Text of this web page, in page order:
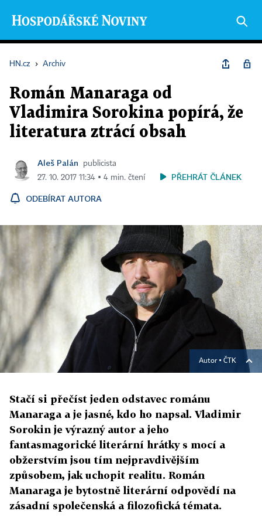
HN.cz › Archiv
Román Manaraga od
Vladimira Sorokina popírá, že
literatura ztrácí obsah
Aleš Palán
publicista
27. 10. 2017 11:34 ▪ 4 min. čtení
PŘEHRÁT ČLÁNEK
ODEBÍRAT AUTORA
Autor ▪ ČTK
Stačí si přečíst jeden odstavec románu
Manaraga a je jasné, kdo ho napsal. Vladimir
Sorokin je výrazný autor a jeho
fantasmagorické literární hrátky s mocí a
obžerstvím jsou tím nejpravdivějším
způsobem, jak uchopit realitu. Román
Manaraga je bytostně literární odpovědí na
zásadní společenská a filozofická témata.